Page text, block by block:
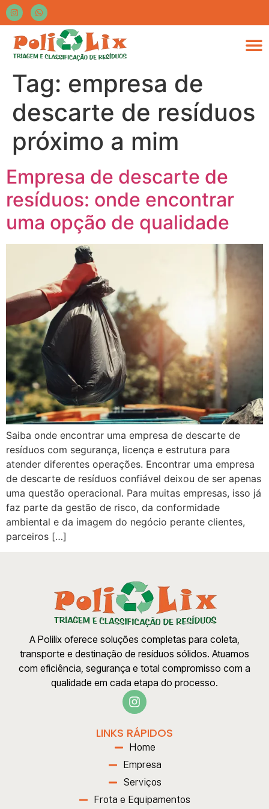
Tag: empresa de
descarte de resíduos
próximo a mim
Empresa de descarte de
resíduos: onde encontrar
uma opção de qualidade
Saiba onde encontrar uma empresa de descarte de
resíduos com segurança, licença e estrutura para
atender diferentes operações. Encontrar uma empresa
de descarte de resíduos confiável deixou de ser apenas
uma questão operacional. Para muitas empresas, isso já
faz parte da gestão de risco, da conformidade
ambiental e da imagem do negócio perante clientes,
parceiros […]
A Polilix oferece soluções completas para coleta,
transporte e destinação de resíduos sólidos. Atuamos
com eficiência, segurança e total compromisso com a
qualidade em cada etapa do processo.
LINKS RÁPIDOS
Home
Empresa
Serviços
Frota e Equipamentos